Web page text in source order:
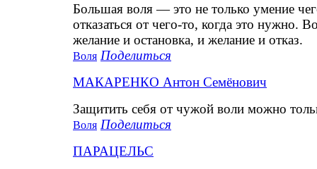
Большая воля — это не только умение
отказаться от чего-то, когда это нужно.
желание и остановка, и желание и отказ.
Воля Поделиться
МАКАРЕНКО Антон Семёнович
Защитить себя от чужой воли можно
Воля Поделиться
ПАРАЦЕЛЬС